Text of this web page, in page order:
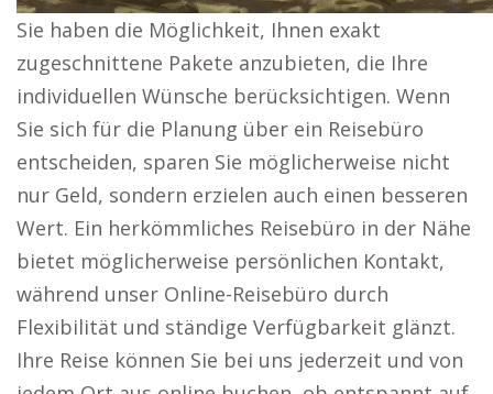
Sie haben die Möglichkeit, Ihnen exakt
zugeschnittene Pakete anzubieten, die Ihre
individuellen Wünsche berücksichtigen. Wenn
Sie sich für die Planung über ein Reisebüro
entscheiden, sparen Sie möglicherweise nicht
nur Geld, sondern erzielen auch einen besseren
Wert. Ein herkömmliches Reisebüro in der Nähe
bietet möglicherweise persönlichen Kontakt,
während unser Online-Reisebüro durch
Flexibilität und ständige Verfügbarkeit glänzt.
Ihre Reise können Sie bei uns jederzeit und von